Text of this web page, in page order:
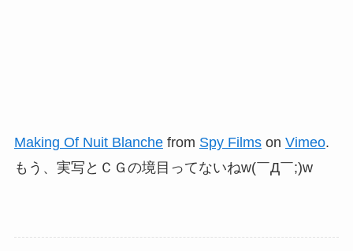
Making Of Nuit Blanchefrom Spy Filmson Vimeo.
もう、実写とＣＧの境目ってないねw(￣Д￣;)w